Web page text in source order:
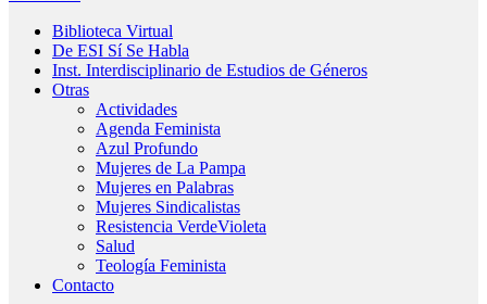
Biblioteca Virtual
De ESI Sí Se Habla
Inst. Interdisciplinario de Estudios de Géneros
Otras
Actividades
Agenda Feminista
Azul Profundo
Mujeres de La Pampa
Mujeres en Palabras
Mujeres Sindicalistas
Resistencia VerdeVioleta
Salud
Teología Feminista
Contacto